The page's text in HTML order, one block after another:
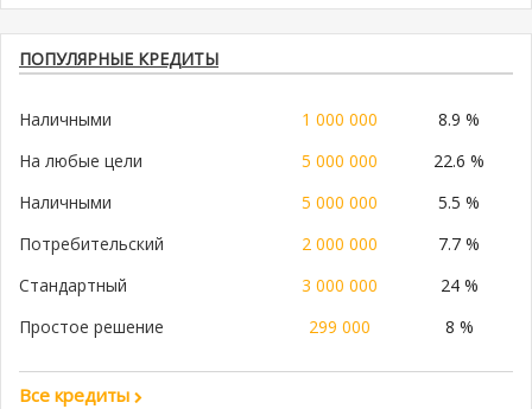
ПОПУЛЯРНЫЕ КРЕДИТЫ
Наличными 1 000 000
8.9 %
На любые цели
5 000 000
22.6 %
Наличными
5 000 000
5.5 %
Потребительский
2 000 000
7.7 %
Стандартный
3 000 000
24 %
Простое решение
299 000 8 %
Все кредиты